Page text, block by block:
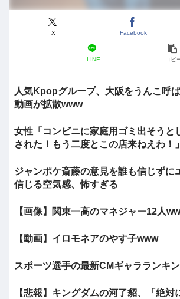
X Facebook
LINE コピ
人気Kpopグループ、大阪をうんこ呼
動画が拡散www
女性「コンビニに家庭用ゴミ出そうと
された！もう二度とこの店来ねえわ！」
ジャンポケ斎藤の意見を誰も信じずに
信じる空気感、怖すぎる
【画像】関東一高のマネジャー12人
【動画】イロモネアのやす子www
スポーツ選手の最新CMギャラランキ
【悲報】キングダムの河了貂、「絶対